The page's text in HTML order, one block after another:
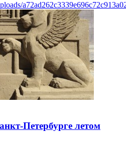
Петербурге летом